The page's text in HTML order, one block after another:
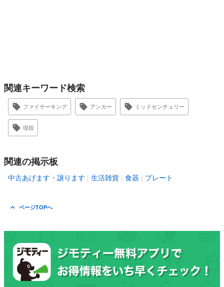
関連キーワード検索
ファイヤーキング アンカー ミッドセンチュリー
現役
関連の掲示板
中古あげます・譲ります 生活雑貨 食器 プレート
ページTOPへ